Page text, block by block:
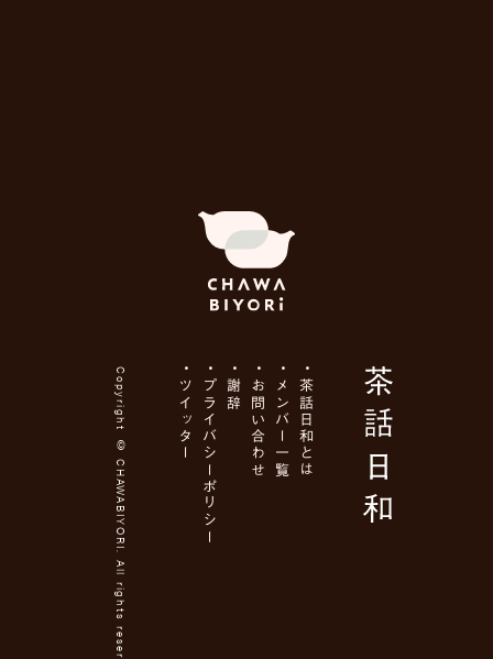
茶話日和とは
メンバー一覧
お問い合わせ
謝辞
プライバシーポリシー
ツイッター
Copyright ©
CHAWABIYORI
. All rights reserved.